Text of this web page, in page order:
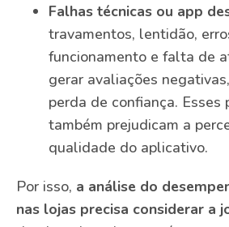
Falhas técnicas ou app
travamentos, lentidão,
funcionamento e falta de
gerar avaliações
perda de confiança. Esses
também prejudicam a
qualidade do aplicativo.
Por isso, a análise do
nas lojas precisa considerar a